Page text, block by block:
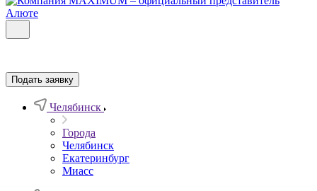
Подать заявку
Челябинск
Города
Челябинск
Екатеринбург
Миасс